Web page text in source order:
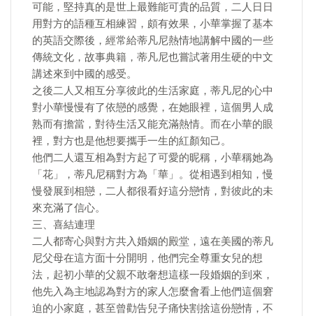
可能，堅持真的是世上最難能可貴的品質，二人日日
用對方的語種互相練習，頗有效果，小華掌握了基本
的英語交際後，經常給蒂凡尼熱情地講解中國的一些
傳統文化，故事典籍，蒂凡尼也嘗試著用生硬的中文
講述來到中國的感受。
之後二人又相互分享彼此的生活家庭，蒂凡尼的心中
對小華慢慢有了依戀的感覺，在她眼裡，這個男人成
熟而有擔當，對待生活又能充滿熱情。而在小華的眼
裡，對方也是他想要攜手一生的紅顏知己。
他們二人還互相為對方起了可愛的昵稱，小華稱她為
「花」，蒂凡尼稱對方為「華」。從相遇到相知，慢
慢發展到相戀，二人都很看好這分戀情，對彼此的未
來充滿了信心。
三、喜結連理
二人都寄心與對方共入婚姻的殿堂，遠在美國的蒂凡
尼父母在這方面十分開明，他們完全尊重女兒的想
法，起初小華的父親不敢奢想這樣一段婚姻的到來，
他先入為主地認為對方的家人怎麼會看上他們這個窘
迫的小家庭，甚至曾勸告兒子痛快割捨這份戀情，不